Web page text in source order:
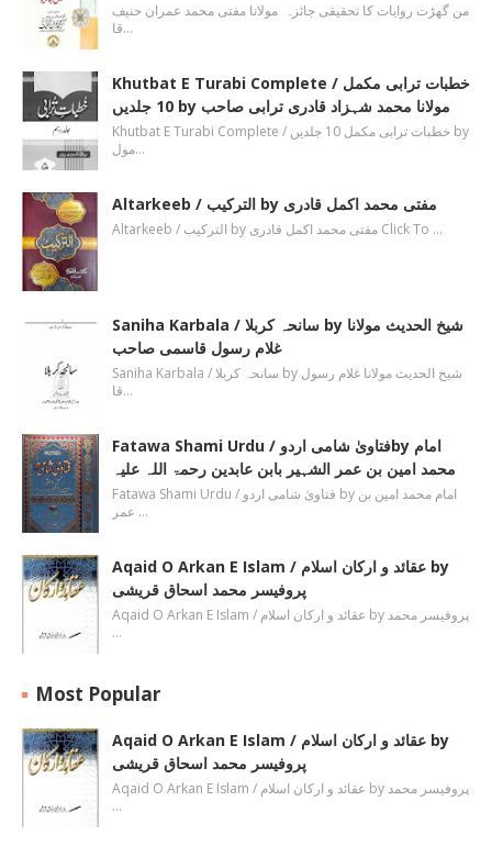
من گھڑت روایات کا تحقیقی جائزہ مولانا مفتی محمد عمران حنیف
قا…
Khutbat E Turabi Complete / خطبات ترابی مکمل
10 جلدیں by مولانا محمد شہزاد قادری ترابی صاحب
Khutbat E Turabi Complete / خطبات ترابی مکمل 10 جلدیں by
مول…
Altarkeeb / الترکیب by مفتی محمد اکمل قادری
Altarkeeb / الترکیب by مفتی محمد اکمل قادری Click To …
Saniha Karbala / سانحہ کربلا by شیخ الحدیث مولانا
غلام رسول قاسمی صاحب
Saniha Karbala / سانحہ کربلا by شیخ الحدیث مولانا غلام رسول
قا…
Fatawa Shami Urdu / فتاویٰ شامی اردوby امام
محمد امین بن عمر الشہیر بابن عابدین رحمۃ اللہ علیہ
Fatawa Shami Urdu / فتاویٰ شامی اردو by امام محمد امین بن
عمر …
Aqaid O Arkan E Islam / عقائد و ارکان اسلام by
پروفیسر محمد اسحاق قریشی
Aqaid O Arkan E Islam / عقائد و ارکان اسلام by پروفیسر محمد
…
Most Popular
Aqaid O Arkan E Islam / عقائد و ارکان اسلام by
پروفیسر محمد اسحاق قریشی
Aqaid O Arkan E Islam / عقائد و ارکان اسلام by پروفیسر محمد
…